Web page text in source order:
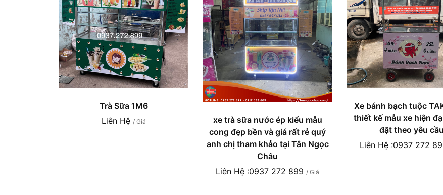
Trà Sữa 1M6
Liên Hệ / Giá
xe trà sữa nước ép kiểu mẫu
cong đẹp bền và giá rất rẻ quý
anh chị tham khảo tại Tân Ngọc
Châu
Liên Hệ :0937 272 899 / Giá
Xe bánh bạch tuộc
thiết kế mẫu xe hiện
đặt theo yêu cầu
Liên Hệ :0937 272